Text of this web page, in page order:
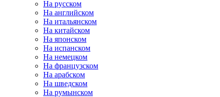
На русском
На английском
На итальянском
На китайском
На японском
На испанском
На немецком
На французском
На арабском
На шведском
На румынском